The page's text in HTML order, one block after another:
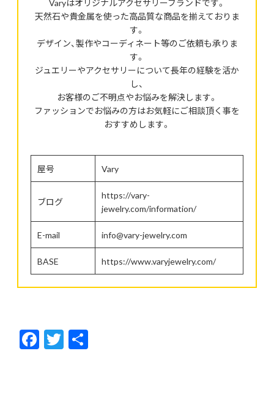
天然石や貴金属を使った高品質な商品を揃えておりま
す。
デザイン、製作やコーディネート等のご依頼も承りま
す。
ジュエリーやアクセサリーについて長年の経験を活か
し、
お客様のご不明点やお悩みを解決します。
ファッションでお悩みの方はお気軽にご相談頂く事を
おすすめします。
屋号 Vary
ブログ
https://vary-
jewelry.com/information/
E-mail info@vary-jewelry.com
BASE https://www.varyjewelry.com/
F
ac
T
w